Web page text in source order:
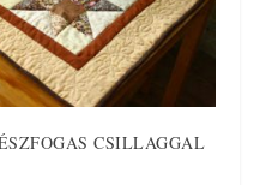
CSILLAGGAL